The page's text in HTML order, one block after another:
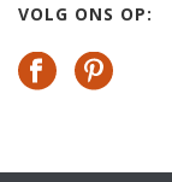
VOLG ONS OP: